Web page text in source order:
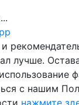
лучше.
с нашим